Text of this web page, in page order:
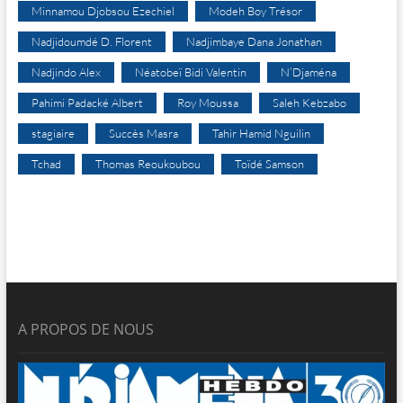
Minnamou Djobsou Ezechiel Modeh Boy Trésor
Nadjidoumdé D. Florent Nadjimbaye Dana Jonathan
Nadjindo Alex Néatobeï Bidi Valentin N’Djaména
Pahimi Padacké Albert Roy Moussa Saleh Kebzabo
stagiaire Succès Masra Tahir Hamid Nguilin
Tchad Thomas Reoukoubou Toïdé Samson
A PROPOS DE NOUS